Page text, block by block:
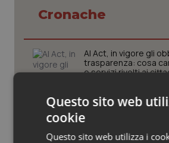
Oncologia & Nutrizione
Psoriasi & pelle
Quotidiano Cardiologia
Cronache
AI Act, in vigore gli
trasparenza: cosa
e servizi rivolti ai
Caldo, l’ondata
26 città restano da
Questo sito web
cookie
Questo sito web utilizza i